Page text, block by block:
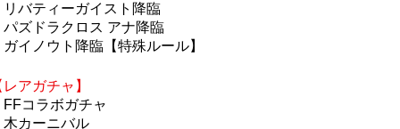
リバティーガイスト降臨
パズドラクロス アナ降臨
ガイノウト降臨【特殊ルール】
レアガチャ】
FFコラボガチャ
木カーニバル